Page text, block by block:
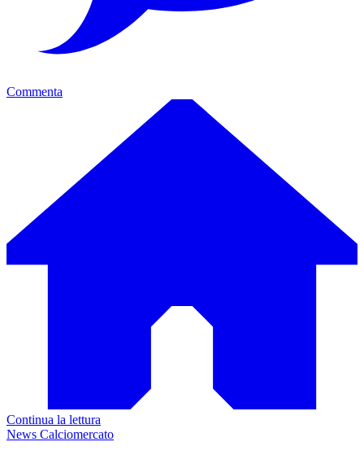
Commenta
Continua la lettura
News Calciomercato